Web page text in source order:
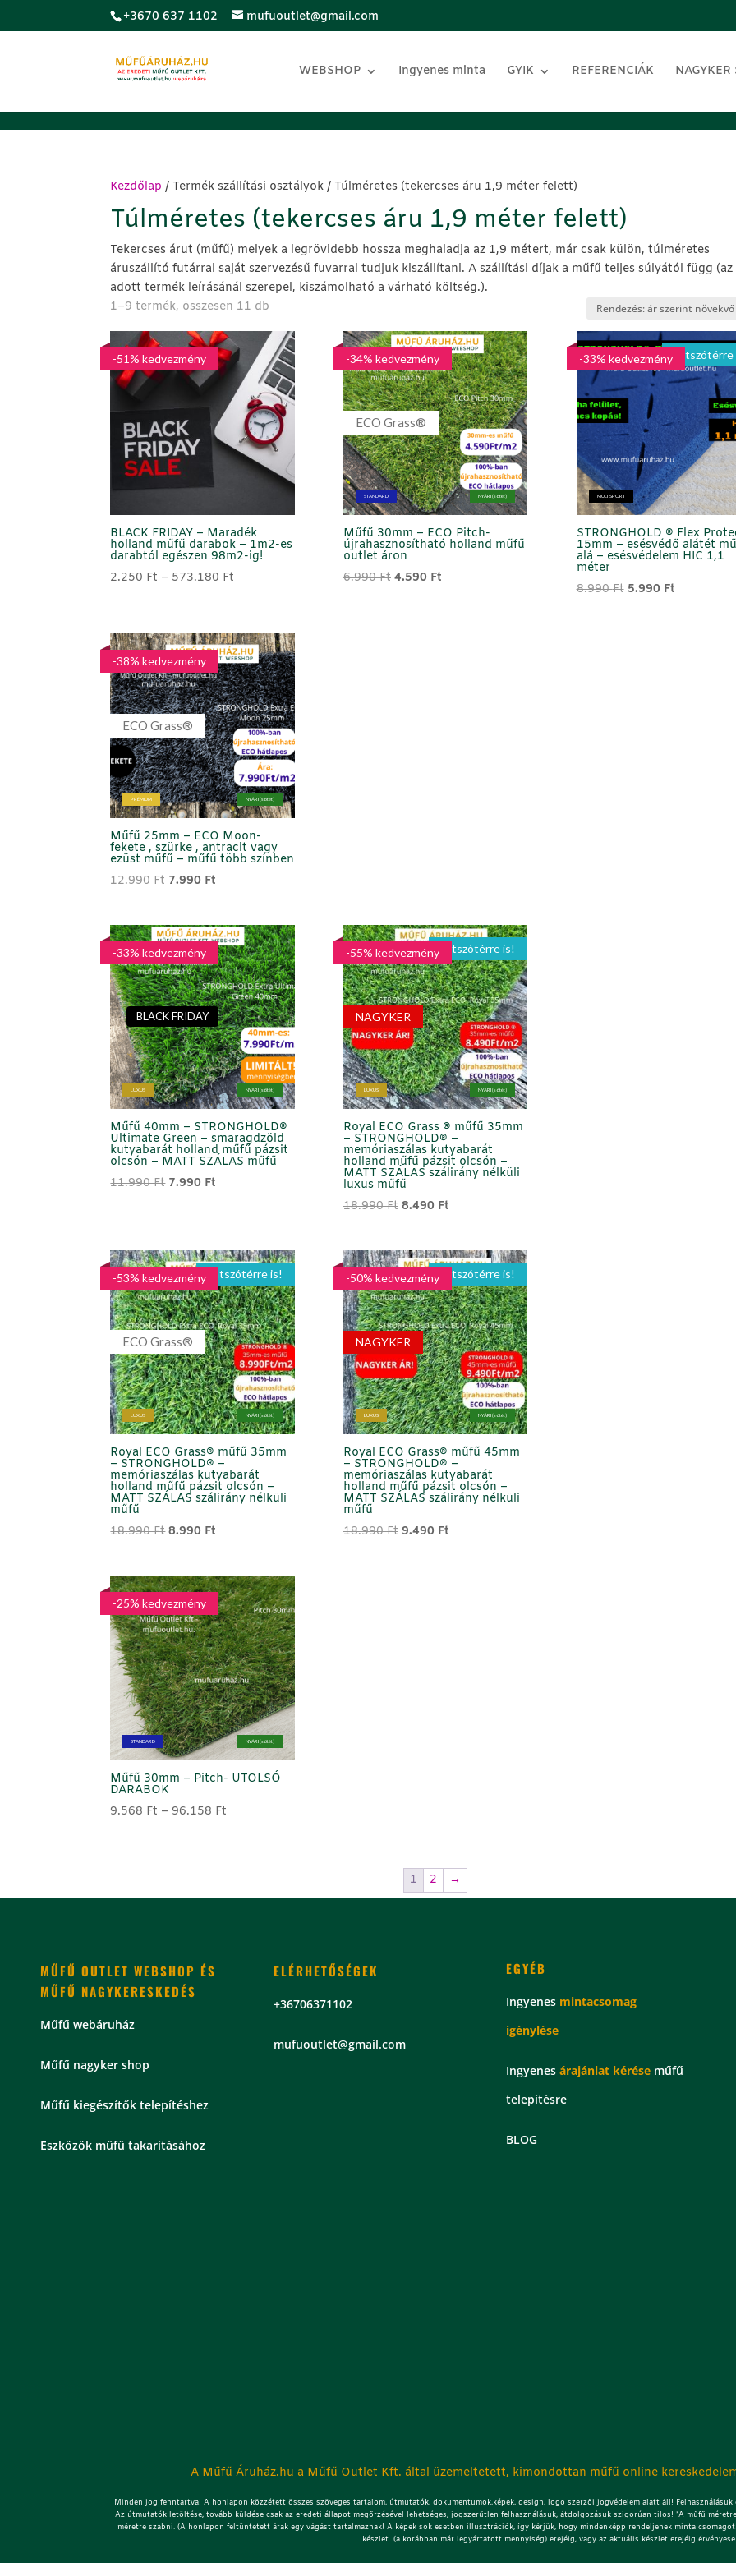
+3670 637 1102 mufuoutlet@gmail.com
WEBSHOP Ingyenes minta GYIK REFERENCIÁK NAGYKER
Kezdőlap / Termék szállítási osztályok / Túlméretes (tekercses áru 1,9 méter felett)
Túlméretes (tekercses áru 1,9 méter felett)
Tekercses árut (műfű) melyek a legrövidebb hossza meghaladja az 1,9 métert, már csak külön, túlméretes
áruszállító futárral saját szervezésű fuvarral tudjuk kiszállítani. A szállítási díjak a műfű teljes súlyától függ (az
adott termék leírásánál szerepel, kiszámolható a várható költség.).
1–9 termék, összesen 11 db
price:
low
to
high
-51% kedvezmény
BLACK FRIDAY – Maradék
holland műfű darabok – 1m2-es
darabtól egészen 98m2-ig!
2.250 Ft – 573.180 Ft
573.180 Ft
ECO Grass®
STANDARD NYÁRI (sötét)
-34% kedvezmény
Műfű 30mm – ECO Pitch-
újrahasznosítható holland műfű
outlet áron
6.990Ft Original
4.590 FtCurrent
MULTISPORT
Játszótérre
-33% kedvezmény
STRONGHOLD ® Flex
15mm – esésvédő alátét
alá – esésvédelem HIC 1,1
méter
8.990Ft Original
5.990 FtCurrent
ECO Grass®
PRÉMIUM NYÁRI (sötét)
-38% kedvezmény
Műfű 25mm – ECO Moon-
fekete , szürke , antracit vagy
ezüst műfű – műfű több színben
12.990Ft Original
12.990 Ft.
7.990 Ft
7.990 Ft.
BLACK FRIDAY
LUXUS NYÁRI (sötét)
-33% kedvezmény
Műfű 40mm – STRONGHOLD®
Ultimate Green – smaragdzöld
kutyabarát holland műfű pázsit
olcsón – MATT SZÁLAS műfű
11.990Ft Original
7.990 Ft
NAGYKER
LUXUS
Játszótérre is!
NYÁRI (sötét)
-55% kedvezmény
Royal ECO Grass ® műfű 35mm
– STRONGHOLD® –
memóriaszálas kutyabarát
holland műfű pázsit olcsón –
MATT SZÁLAS szálirány nélküli
luxus műfű
18.990Ft Original
18.990 Ft.
8.490 FtCurrent
8.490 Ft.
ECO Grass®
LUXUS
Játszótérre is!
NYÁRI (sötét)
-53% kedvezmény
Royal ECO Grass® műfű 35mm
– STRONGHOLD® –
memóriaszálas kutyabarát
holland műfű pázsit olcsón –
MATT SZÁLAS szálirány nélküli
műfű
18.990FtOriginal
18.990 Ft.
8.990 Ft
8.990 Ft.
NAGYKER
LUXUS
Játszótérre is!
NYÁRI (sötét)
-50% kedvezmény
Royal ECO Grass® műfű 45mm
– STRONGHOLD® –
memóriaszálas kutyabarát
holland műfű pázsit olcsón –
MATT SZÁLAS szálirány nélküli
műfű
18.990Ft Original
9.490 FtCurrent
STANDARD NYÁRI (sötét)
-25% kedvezmény
Műfű 30mm – Pitch- UTOLSÓ
DARABOK
9.568 Ft – 96.158 Ft
1 2 →
MŰFŰ OUTLET WEBSHOP ÉS
MŰFŰ NAGYKERESKEDÉS
Műfű webáruház
Műfű nagyker shop
Műfű kiegészítők telepítéshez
Eszközök műfű takarításához
ELÉRHETŐSÉGEK
+36706371102
mufuoutlet@gmail.com
EGYÉB
Ingyenes mintacsomag
igénylése
Ingyenesárajánlat kérése műfű
telepítésre
BLOG
A Műfű Áruház.hu a Műfű Outlet Kft. által üzemeltetett, kimondottan műfű online
Minden jog fenntartva! A honlapon közzétett összes szöveges tartalom, útmutatók, dokumentumok,képek, design, logo szerzői jogvédelem alatt áll!
Az útmutatók letöltése, tovább küldése csak az eredeti állapot megőrzésével lehetséges, jogszerűtlen felhasználásuk, átdolgozásuk szigorúan tilos! *A műfű
méretre szabni. (A honlapon feltüntetett árak egy vágást tartalmaznak! A képek sok esetben illusztrációk, így kérjük, hogy mindenképp rendeljenek minta
készlet (a korábban már legyártatott mennyiség) erejéig, vagy az aktuális készlet erejéig